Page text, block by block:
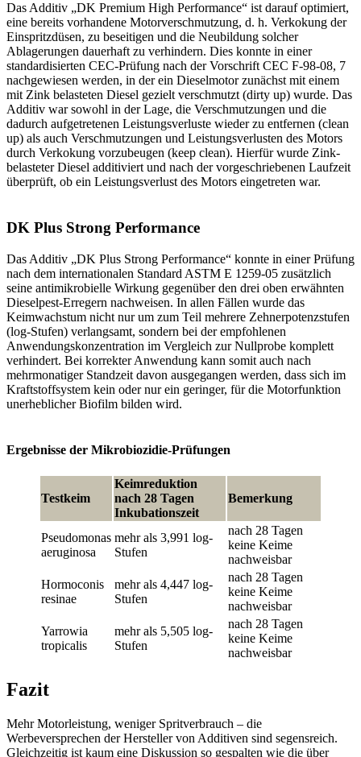
Das Additiv „DK Premium High Performance“ ist darauf optimiert,
eine bereits vorhandene Motorverschmutzung, d. h. Verkokung der
Einspritzdüsen, zu beseitigen und die Neubildung solcher
Ablagerungen dauerhaft zu verhindern. Dies konnte in einer
standardisierten CEC-Prüfung nach der Vorschrift CEC F-98-08, 7
nachgewiesen werden, in der ein Dieselmotor zunächst mit einem
mit Zink belasteten Diesel gezielt verschmutzt (dirty up) wurde. Das
Additiv war sowohl in der Lage, die Verschmutzungen und die
dadurch aufgetretenen Leistungsverluste wieder zu entfernen (clean
up) als auch Verschmutzungen und Leistungsverlusten des Motors
durch Verkokung vorzubeugen (keep clean). Hierfür wurde Zink-
belasteter Diesel additiviert und nach der vorgeschriebenen Laufzeit
überprüft, ob ein Leistungsverlust des Motors eingetreten war.
DK Plus Strong Performance
Das Additiv „DK Plus Strong Performance“ konnte in einer Prüfung
nach dem internationalen Standard ASTM E 1259-05 zusätzlich
seine antimikrobielle Wirkung gegenüber den drei oben erwähnten
Dieselpest-Erregern nachweisen. In allen Fällen wurde das
Keimwachstum nicht nur um zum Teil mehrere Zehnerpotenzstufen
(log-Stufen) verlangsamt, sondern bei der empfohlenen
Anwendungskonzentration im Vergleich zur Nullprobe komplett
verhindert. Bei korrekter Anwendung kann somit auch nach
mehrmonatiger Standzeit davon ausgegangen werden, dass sich im
Kraftstoffsystem kein oder nur ein geringer, für die Motorfunktion
unerheblicher Biofilm bilden wird.
Ergebnisse der Mikrobiozidie-Prüfungen
Testkeim
Keimreduktion
nach 28 Tagen
Inkubationszeit
Bemerkung
Pseudomonas
aeruginosa
mehr als 3,991 log-
Stufen
nach 28 Tagen
keine Keime
nachweisbar
Hormoconis
resinae
mehr als 4,447 log-
Stufen
nach 28 Tagen
keine Keime
nachweisbar
Yarrowia
tropicalis
mehr als 5,505 log-
Stufen
nach 28 Tagen
keine Keime
nachweisbar
Fazit
Mehr Motorleistung, weniger Spritverbrauch – die
Werbeversprechen der Hersteller von Additiven sind segensreich.
Gleichzeitig ist kaum eine Diskussion so gespalten wie die über